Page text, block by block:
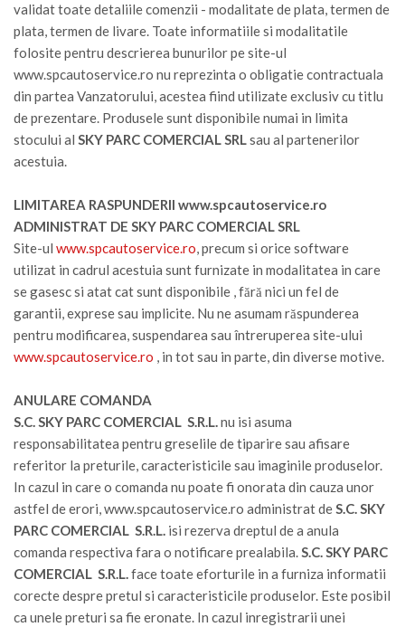
validat toate detaliile comenzii - modalitate de plata, termen de
plata, termen de livare. Toate informatiile si modalitatile
folosite pentru descrierea bunurilor pe site-ul
www.spcautoservice.ro nu reprezinta o obligatie contractuala
din partea Vanzatorului, acestea fiind utilizate exclusiv cu titlu
de prezentare. Produsele sunt disponibile numai in limita
stocului al SKY PARC COMERCIAL SRLsau al partenerilor
acestuia.
LIMITAREA RASPUNDERII www.spcautoservice.ro
ADMINISTRAT DE SKY PARC COMERCIAL SRL
Site-ul www.spcautoservice.ro, precum si orice software
utilizat in cadrul acestuia sunt furnizate in modalitatea in care
se gasesc si atat cat sunt disponibile , fără nici un fel de
garantii, exprese sau implicite. Nu ne asumam răspunderea
pentru modificarea, suspendarea sau întreruperea site-ului
www.spcautoservice.ro , in tot sau in parte, din diverse motive.
ANULARE COMANDA
S.C. SKY PARC COMERCIAL S.R.L.nu isi asuma
responsabilitatea pentru greselile de tiparire sau afisare
referitor la preturile, caracteristicile sau imaginile produselor.
In cazul in care o comanda nu poate fi onorata din cauza unor
astfel de erori, www.spcautoservice.ro administrat deS.C. SKY
PARC COMERCIAL S.R.L. isi rezerva dreptul de a anula
comanda respectiva fara o notificare prealabila.S.C. SKY PARC
COMERCIAL S.R.L.face toate eforturile in a furniza informatii
corecte despre pretul si caracteristicile produselor. Este posibil
ca unele preturi sa fie eronate. In cazul inregistrarii unei